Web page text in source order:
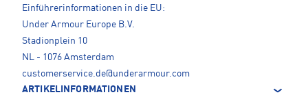
Einführerinformationen in die EU:
Under Armour Europe B.V.
Stadionplein 10
NL - 1076 Amsterdam
customerservice.de@underarmour.com
ARTIKELINFORMATIONEN